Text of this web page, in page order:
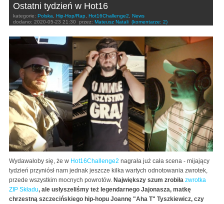
Ostatni tydzień w Hot16
kategorie: Polska, Hip-Hop/Rap, Hot16Challenge2, News
dodano: 2020-05-23 21:30 przez: Mateusz Natali (komentarze: 2)
Wydawałoby się, że w Hot16Challenge2 nagrała już cała scena - mijający
tydzień przyniósł nam jednak jeszcze kilka wartych odnotowania zwrotek,
przede wszystkim mocnych powrotów. Największy szum zrobiła zwrotka
ZIP Składu, ale usłyszeliśmy też legendarnego Jajonasza, matkę
chrzestną szczecińskiego hip-hopu Joannę "Aha T" Tyszkiewicz, czy